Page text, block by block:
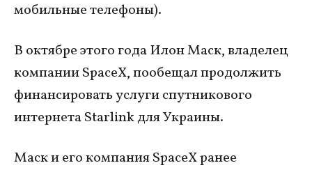
мобильные телефоны).
В октябре этого года Илон Маск, владелец
компании SpaceX, пообещал продолжить
финансировать услуги спутникового
интернета Starlink для Украины.
Маск и его компания SpaceX ранее